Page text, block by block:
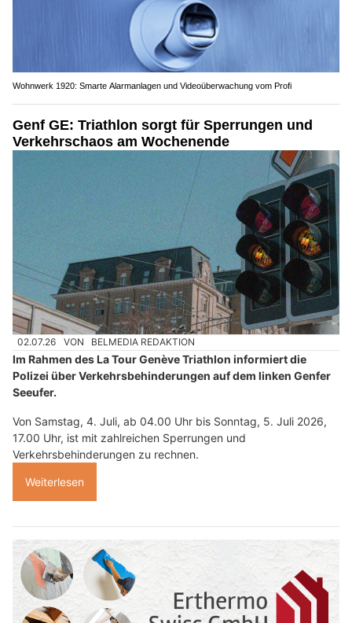
Wohnwerk 1920: Smarte Alarmanlagen und Videoüberwachung vom Profi
Genf GE: Triathlon sorgt für Sperrungen und
Verkehrschaos am Wochenende
02.07.26 VON BELMEDIA REDAKTION
Im Rahmen des La Tour Genève Triathlon informiert die
Polizei über Verkehrsbehinderungen auf dem linken Genfer
Seeufer.
Von Samstag, 4. Juli, ab 04.00 Uhr bis Sonntag, 5. Juli 2026,
17.00 Uhr, ist mit zahlreichen Sperrungen und
Verkehrsbehinderungen zu rechnen.
Weiterlesen